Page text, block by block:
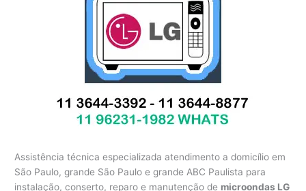
Assistência técnica especializada atendimento a domicílio em
São Paulo, grande São Paulo e grande ABC Paulista para
instalação, conserto, reparo e manutenção de microondas LG